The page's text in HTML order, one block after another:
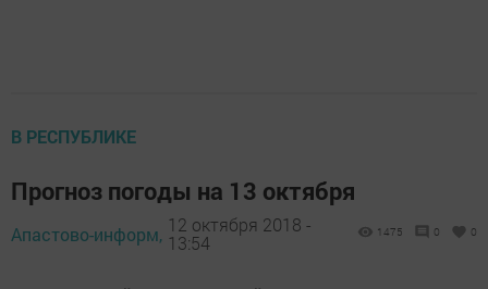
В РЕСПУБЛИКЕ
Прогноз погоды на 13 октября
Апастово-информ, 12 октября 2018 -
13:54
1475 0 0